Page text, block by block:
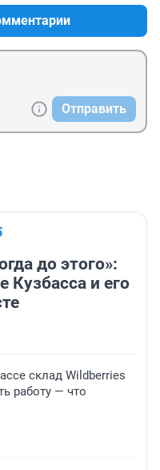
Отправить
до этого»:
Кузбасса и его
склад Wildberries
работу — что